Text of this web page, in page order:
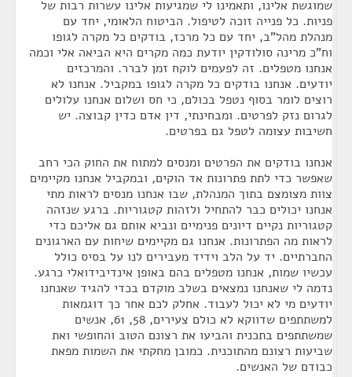
שמוגשת אלינו, ותאמינו לי שמגיעות אלינו עשרות רבות של
פניות. כל פנייה זוכה לטיפול. הביטוח הלאומי, יחד עם
מנהלת מהל"ב, יחד עם כל מרכז, בודקים כל מקרה לגופו
וח"כ מרינה סולודקין יודעת כמה מקרים היא הביאה אלי וכמה
אנחנו מטפלים. זה לפעמים לוקח זמן לברר. והמרכזים
יודעים. אנחנו בודקים כל מקרה לגופו במקביל. אנחנו לא
רוצים לומר בסוף נטפל בכולם, כי חס ושלום אנחנו עלולים
לגרום נזק לפרטים. ומבחינתי, דין אדם כדין קבוצה. יש
חשיבות עצומה לטפל גם בפרטים.
אנחנו בודקים את הפרטים ומנסים למתוח את החוק הכי רחב
שאפשר כדי לתת פתרונות אד הוקים, ובמקביל אנחנו מקיימים
צוות מצומצם בתוך המנהלת, שבו אנחנו מנסים לראות מתי
אנחנו יכולים כבר להתחיל ולזהות קטגוריות. ברגע שנזהה
קטגוריות נקיים דיונים פנימיים ונביא אותם גם אליכם כדי
לראות מה הפתרונות. אנחנו גם מקיימים שיחות עם הארגונים
החברתיים. יד על הלב וידיד מעבירים לנו על בסיס כולל
עכשיו שמות, אנחנו מטפלים בהם באופן אינדיבידואלי כרגע.
נדמה לי שאנחנו נמצאים בשלב מוקדם בכדי להגיד שאנחנו
יודעים מי לא יכול לעבוד. אחלק לכם אחר כך דוגמאות
למשתתפים שדווקא לא כולם צעירים, 58, 61, אנשים
שמשתתפים בתכנית והביעו את רצונם הטוב והחופשי ואת
שביעות רצונם מהתוכנית. כמובן מחקתי את השמות מפאת
כבודם של האנשים.